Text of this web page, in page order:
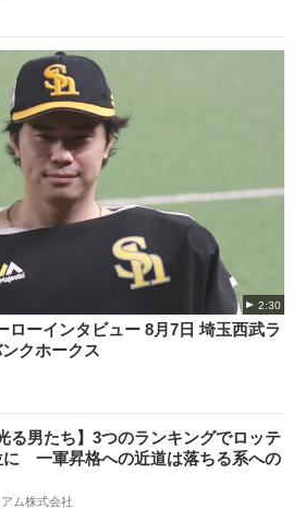
2:30
ローインタビュー 8月7日 埼玉西武ラ
クホークス
る男たち】3つのランキングでロッテ
に 一軍昇格への近道は落ちる系への
ム株式会社